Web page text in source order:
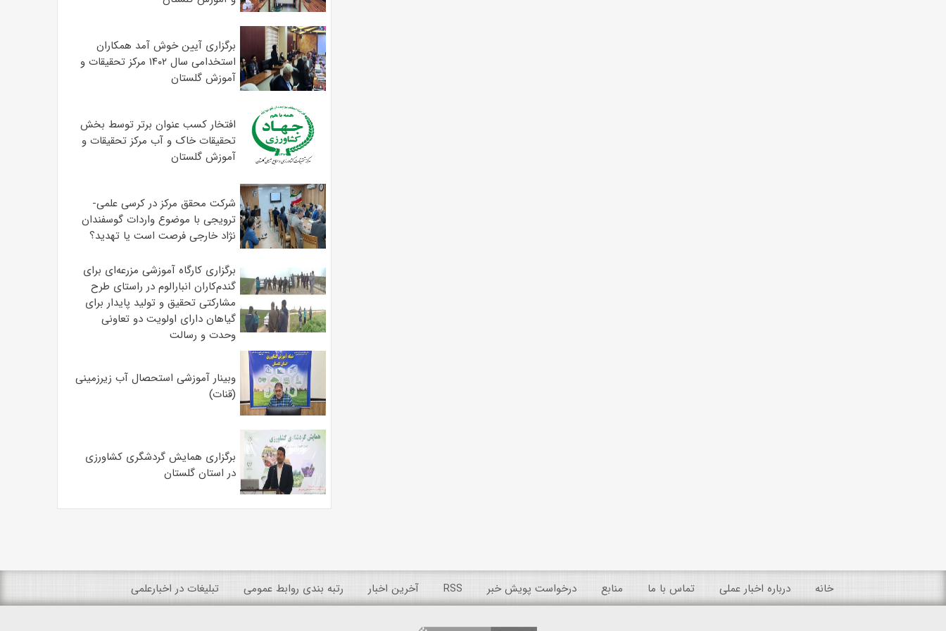
برگزاری آیین خوش آمد همکاران
استخدامی سال ۱۴۰۲ مرکز تحقیقات و
آموزش گلستان
افتخار کسب عنوان برتر توسط بخش
تحقیقات خاک و آب مرکز تحقیقات و
آموزش گلستان
شرکت محقق مرکز در کرسی علمی-
ترویجی با موضوع واردات گوسفندان
نژاد خارجی فرصت است یا تهدید؟
برگزاری کارگاه آموزشی مزرعه‌ای برای
گندم‌کاران انبارالوم در راستای طرح
مشارکتی تحقیق و تولید پایدار برای
گیاهان دارای اولویت دو تعاونی
وحدت و رسالت
وبینار آموزشی استحصال آب زیرزمینی
(قنات)
برگزاری همایش گردشگری کشاورزی
در استان گلستان
خانه درباره اخبار عملی تماس با ما منابع درخواست پویش خبر RSS آخرین اخبار رتبه بندی روابط عمومی تبلیغات در اخبارعلمی